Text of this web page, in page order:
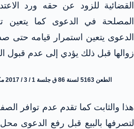
القضائية للزود عن حقه ورد
المصلحة في الدعوى كما يتعين
الدعوى يتعين استمرار قيامه حتى
زوالها قبل ذلك يؤدي إلى عدم قبول
الطعن 5163 لسنة 86 ق جلسة 1 / 3 / 2017 مكتب فني 68 ق 46 ص 289
هذا والثابت كما تقدم عدم توافر
لتصرفها بالبيع قبل رفع الدعوى محل